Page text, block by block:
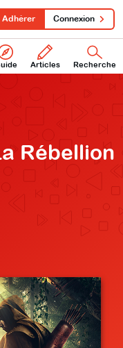
Articles Recherche
Adhérer Connexion
Rébellion